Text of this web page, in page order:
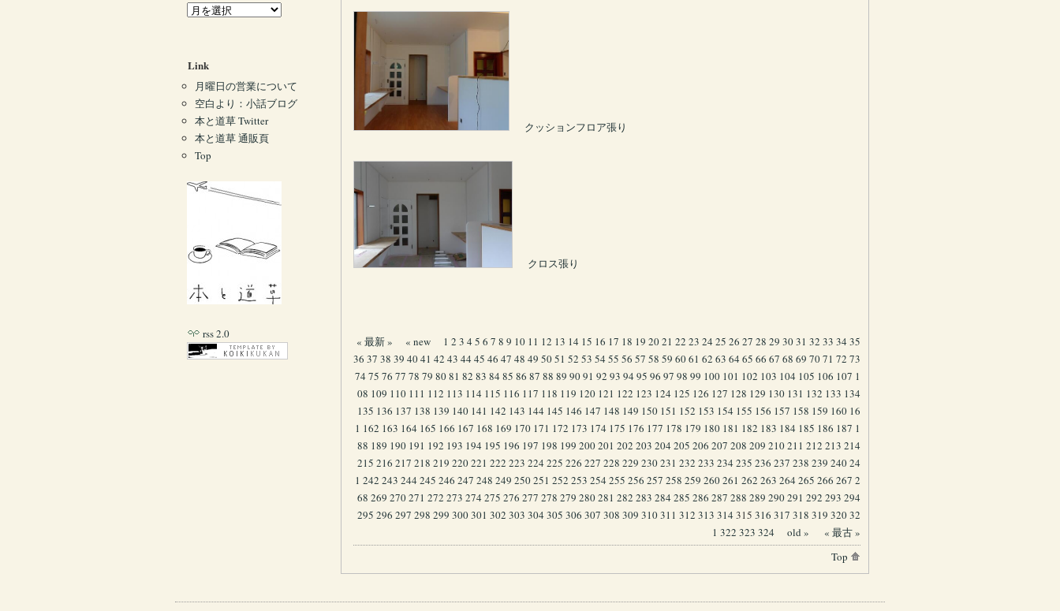
クッションフロア張り
クロス張り
« 最新 » « new 1 2 3 4 5 6 7 8 9 10 11 12 13 14 15 16 17 18 19 2021 22 23 24 25 26 27 28 29 3031 32 33 34 35
36 37 38 39 4041 42 43 44 45 46 47 48 49 5051 52 53 54 55 56 57 58 59 6061 62 63 64 65 66 67 68 69 7071 72 73
74 75 76 77 78 79 8081 82 83 84 85 86 87 88 89 9091 92 93 94 95 96 97 98 99 100 101 102 103 104 105 106 107 1
08 109 110 111 112 113 114 115 116 117 118 119 120 121 122 123 124 125 126 127 128 129 130 131 132 133 134
135 136 137 138 139 140 141 142 143 144 145 146 147 148 149 150 151 152 153 154 155 156 157 158 159 160 16
1 162 163 164 165 166 167 168 169 170 171 172 173 174 175 176 177 178 179 180 181 182 183 184 185 186 187 1
88 189 190 191 192 193 194 195 196 197 198 199 200201 202 203 204 205 206 207 208 209 210211 212 213 214
215 216 217 218 219 220221 222 223 224 225 226 227 228 229 230231 232 233 234 235 236 237 238 239 24024
1 242 243 244 245 246 247 248 249 250251 252 253 254 255 256 257 258 259 260261 262 263 264 265 266 267 2
68 269 270271 272 273 274 275 276 277 278 279 280281 282 283 284 285 286 287 288 289 290291 292 293 294
295 296 297 298 299 300301 302 303 304 305 306 307 308 309 310311 312 313 314 315 316 317 318 319 32032
1 322 323 324 old »
« 最古 »
Top
Link
月曜日の営業について
空白より：小話ブログ
本と道草 Twitter
本と道草 通販頁
Top
rss 2.0